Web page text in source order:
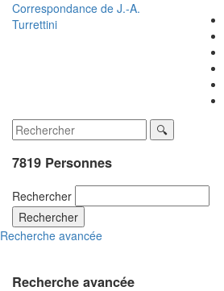
Correspondance de J.-A.
Turrettini
7819 Personnes
Rechercher
Rechercher
Recherche avancée
Recherche avancée